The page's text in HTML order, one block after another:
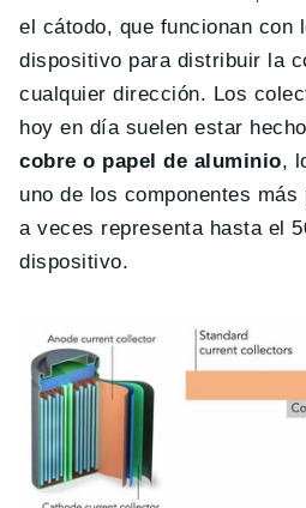
el cátodo, que funcionan con
dispositivo para distribuir la
cualquier dirección. Los
hoy en día suelen estar
cobre o papel de aluminio,
uno de los componentes
a veces representa hasta el
dispositivo.